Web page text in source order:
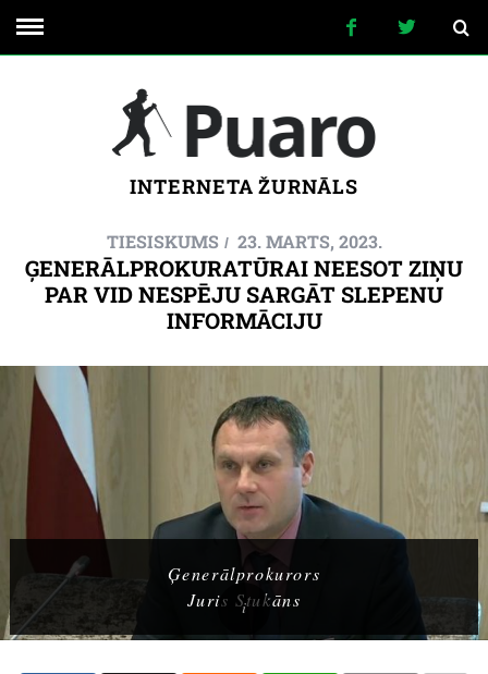
INTERNETA ŽURNĀLS
TIESISKUMS 23. MARTS, 2023.
ĢENERĀLPROKURATŪRAI NEESOT ZIŅU
PAR VID NESPĒJU SARGĀT SLEPENU
INFORMĀCIJU
Ģenerālprokurors
Juris Stukāns